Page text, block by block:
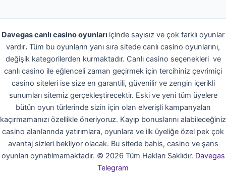
Davegas canlı casino oyunları içinde sayısız ve çok farklı oyunlar
vardır. Tüm bu oyunların yanı sıra sitede canlı casino oyunlarını,
değişik kategorilerden kurmaktadır. Canlı casino seçenekleri ve
canlı casino ile eğlenceli zaman geçirmek için tercihiniz çevrimiçi
casino siteleri ise size en garantili, güvenilir ve zengin içerikli
sunumları sitemiz gerçekleştirecektir. Eski ve yeni tüm üyelere
bütün oyun türlerinde sizin için olan elverişli kampanyaları
kaçırmamanızı özellikle öneriyoruz. Kayıp bonuslarını alabileceğiniz
casino alanlarında yatırımlara, oyunlara ve ilk üyeliğe özel pek çok
avantaj sizleri bekliyor olacak. Bu sitede bahis, casino ve şans
oyunları oynatılmamaktadır. © 2026 Tüm Hakları Saklıdır. Davegas
Telegram